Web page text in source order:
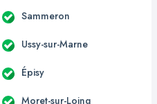
Sammeron
Ussy-sur-Marne
Épisy
Moret-sur-Loing